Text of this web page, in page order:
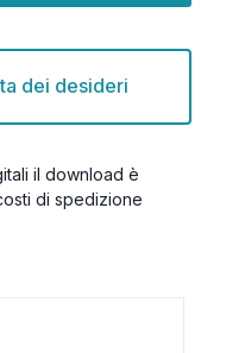
dei desideri
il download è
di spedizione